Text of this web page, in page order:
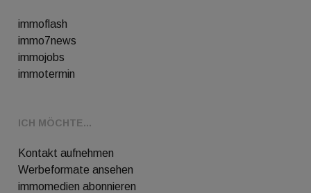
immoflash
immo7news
immojobs
immotermin
ICH MÖCHTE...
Kontakt aufnehmen
Werbeformate ansehen
immomedien abonnieren